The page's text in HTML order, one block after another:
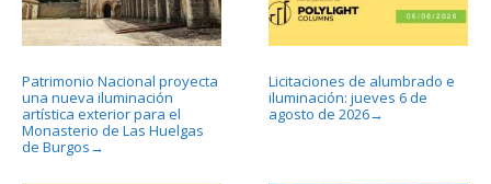
Patrimonio Nacional proyecta
una nueva iluminación
artística exterior para el
Monasterio de Las Huelgas
de Burgos →
Licitaciones de alumbrado e
iluminación: jueves 6 de
agosto de 2026→